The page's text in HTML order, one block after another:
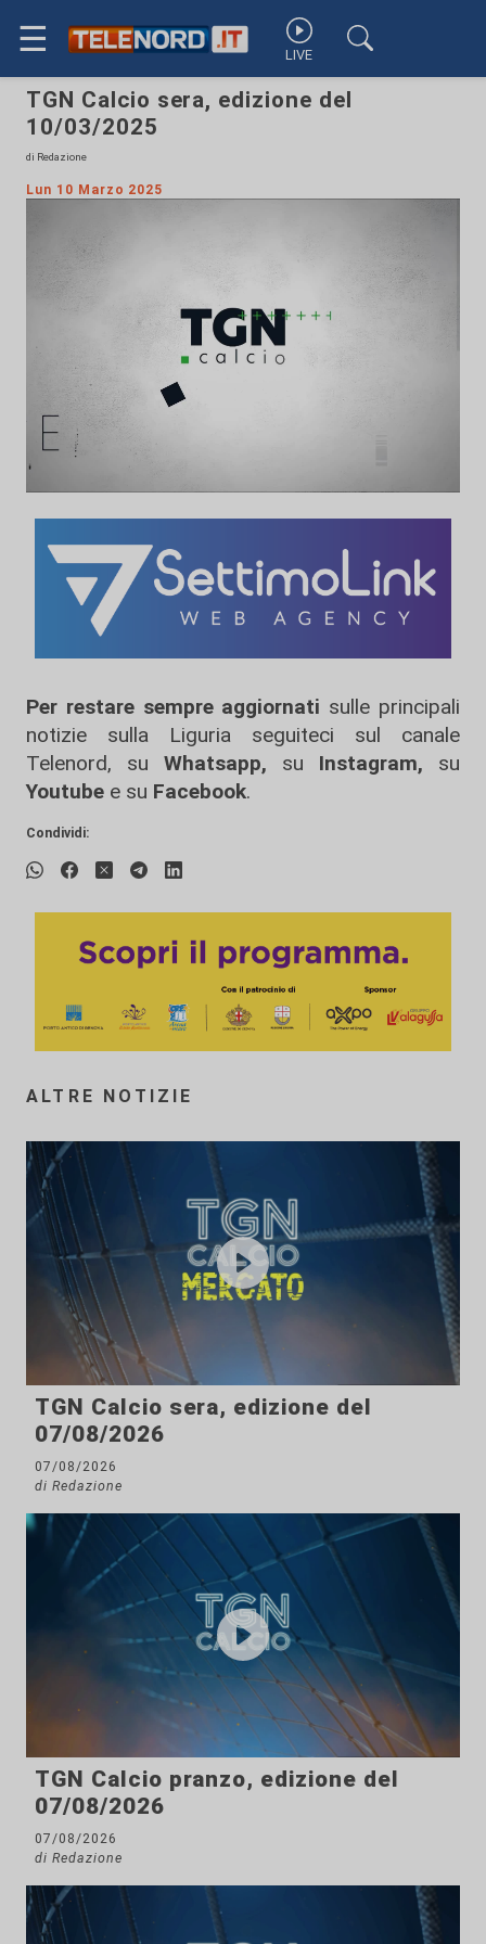
☰ LIVE
TGN Calcio sera, edizione del
10/03/2025
di Redazione
Lun 10 Marzo 2025
Per restare sempre aggiornati sulle principali
notizie sulla Liguria seguiteci sul canale
Telenord, su
Whatsapp, su Instagram, su
Youtube e su Facebook.
Condividi:
ALTRE NOTIZIE
TGN Calcio sera, edizione del
07/08/2026
07/08/2026
di Redazione
TGN Calcio pranzo, edizione del
07/08/2026
07/08/2026
di Redazione